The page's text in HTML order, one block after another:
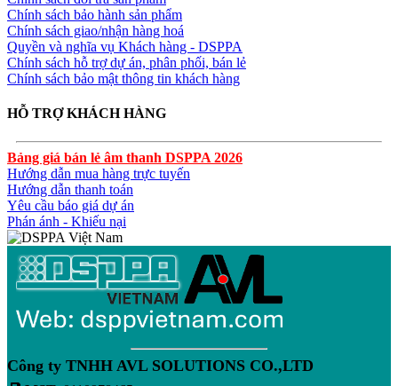
Chính sách bảo hành sản phẩm
Chính sách giao/nhận hàng hoá
Quyền và nghĩa vụ Khách hàng - DSPPA
Chính sách hỗ trợ dự án, phân phối, bán lẻ
Chính sách bảo mật thông tin khách hàng
HỖ TRỢ KHÁCH HÀNG
Bảng giá bán lẻ âm thanh DSPPA 2026
Hướng dẫn mua hàng trực tuyến
Hướng dẫn thanh toán
Yêu cầu báo giá dự án
Phán ánh - Khiếu nại
Công ty TNHH AVL SOLUTIONS CO.,LTD